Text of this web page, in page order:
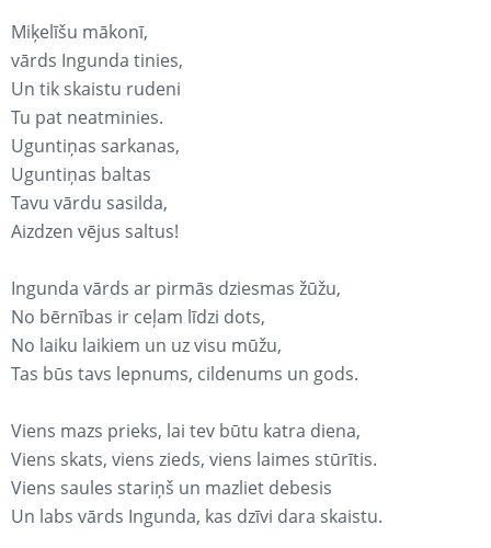
Miķelīšu mākonī,
vārds Ingunda tinies,
Un tik skaistu rudeni
Tu pat neatminies.
Uguntiņas sarkanas,
Uguntiņas baltas
Tavu vārdu sasilda,
Aizdzen vējus saltus!
Ingunda vārds ar pirmās dziesmas žūžu,
No bērnības ir ceļam līdzi dots,
No laiku laikiem un uz visu mūžu,
Tas būs tavs lepnums, cildenums un gods.
Viens mazs prieks, lai tev būtu katra diena,
Viens skats, viens zieds, viens laimes stūrītis.
Viens saules stariņš un mazliet debesis
Un labs vārds Ingunda, kas dzīvi dara skaistu.